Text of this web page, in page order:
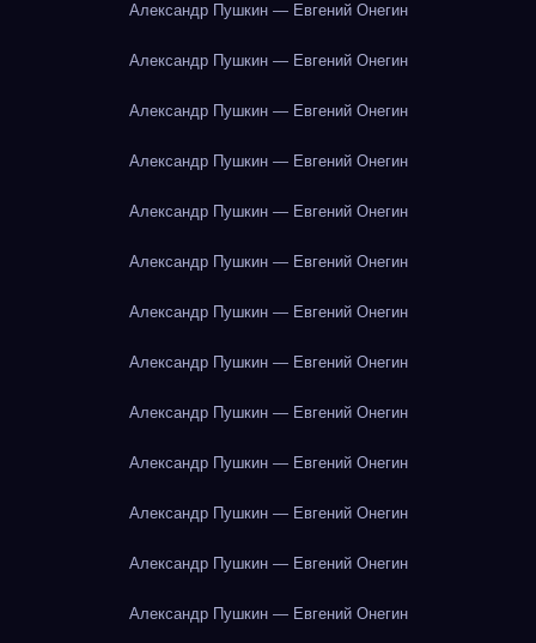
Александр Пушкин — Евгений Онегин
Александр Пушкин — Евгений Онегин
Александр Пушкин — Евгений Онегин
Александр Пушкин — Евгений Онегин
Александр Пушкин — Евгений Онегин
Александр Пушкин — Евгений Онегин
Александр Пушкин — Евгений Онегин
Александр Пушкин — Евгений Онегин
Александр Пушкин — Евгений Онегин
Александр Пушкин — Евгений Онегин
Александр Пушкин — Евгений Онегин
Александр Пушкин — Евгений Онегин
Александр Пушкин — Евгений Онегин